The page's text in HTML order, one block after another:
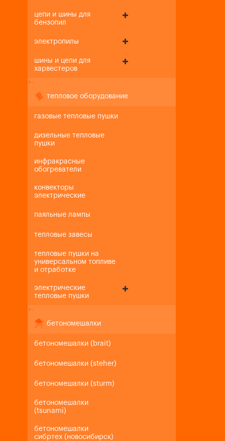
цепи и шины для
бензопил
электропилы
шины и цепи для
харвестеров
+-
тепловое оборудование
газовые тепловые пушки
дизельные тепловые
пушки
инфракрасные
обогреватели
конвекторы
электрические
паяльные лампы
тепловые завесы
тепловые пушки на
универсальном топливе
и отработке
электрические
тепловые пушки
+-
бетономешалки
бетономешалки (brait)
бетономешалки (steher)
бетономешалки (sturm)
бетономешалки
(tsunami)
бетономешалки
сибртех (новосибирск)